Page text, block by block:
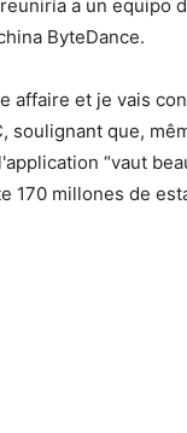
a un equipo
ByteDance.
affaire et je vais
soulignant que,
“vaut
170 millones de